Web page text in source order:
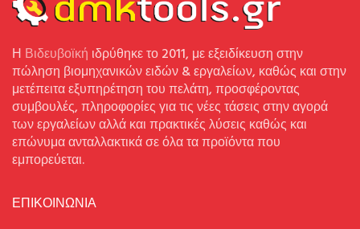
Η Βιδευβοϊκή ιδρύθηκε το 2011, με εξειδίκευση στην
πώληση βιομηχανικών ειδών & εργαλείων, καθώς και στην
μετέπειτα εξυπηρέτηση του πελάτη, προσφέροντας
συμβουλές, πληροφορίες για τις νέες τάσεις στην αγορά
των εργαλείων αλλά και πρακτικές λύσεις καθώς και
επώνυμα ανταλλακτικά σε όλα τα προϊόντα που
εμπορεύεται.
ΕΠΙΚΟΙΝΩΝΙΑ